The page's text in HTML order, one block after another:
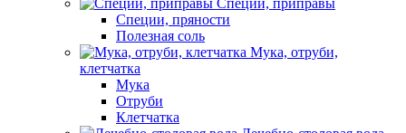
Специи, приправы
Специи, пряности
Полезная соль
Мука, отруби,
клетчатка
Мука
Отруби
Клетчатка